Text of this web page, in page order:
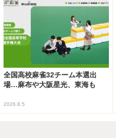
全国高校麻雀32チーム本選出
場…麻布や大阪星光、東海も
2026.8.5